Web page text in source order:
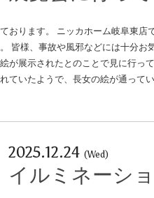
おります。 ニッカホーム岐阜東
皆様、事故や風邪などには十分
が展示されたとのことで見に行っ
ていたようで、長女の絵が通って
2025.12.24 (Wed)
イルミネーシ